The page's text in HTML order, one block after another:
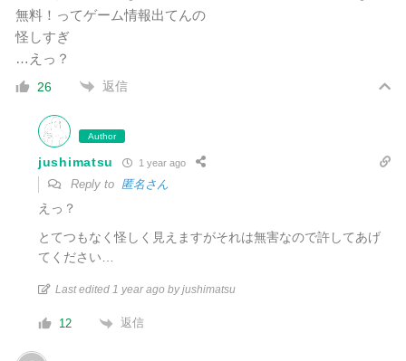
無料！ってゲーム情報出てんの
怪しすぎ
…えっ？
26 返信
Author
jushimatsu 1 year ago
Reply to 匿名さん
えっ？
とてつもなく怪しく見えますがそれは無害なので許してあげ
てください…
Last edited 1 year ago by jushimatsu
12 返信